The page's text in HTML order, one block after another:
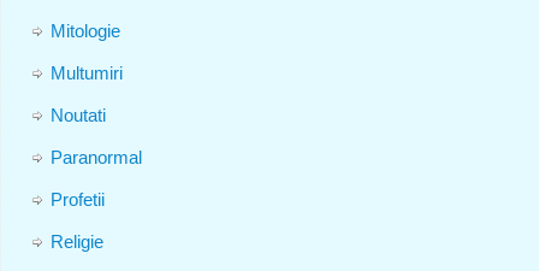
Mitologie
Multumiri
Noutati
Paranormal
Profetii
Religie